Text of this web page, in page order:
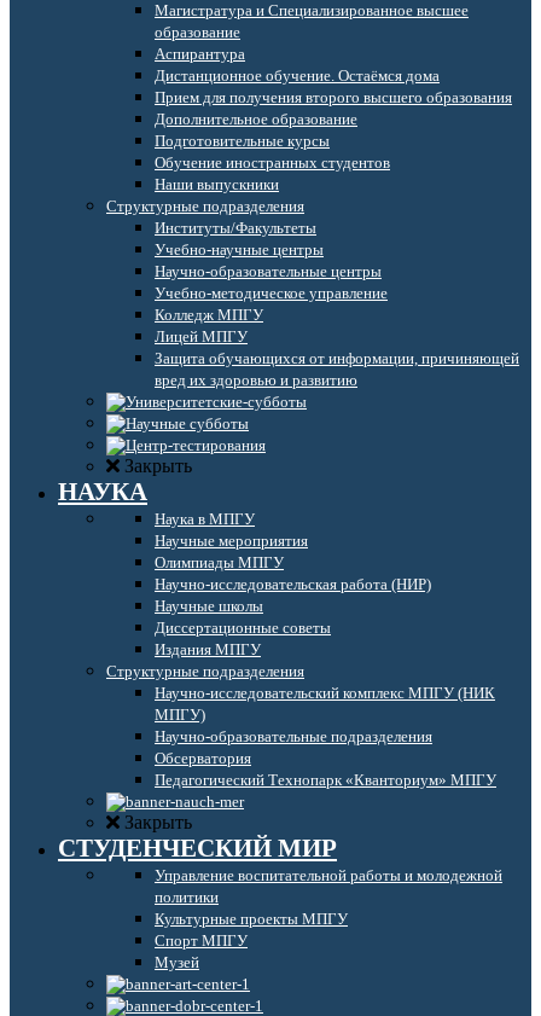
Магистратура и Специализированное высшее
образование
Аспирантура
Дистанционное обучение. Остаёмся дома
Прием для получения второго высшего образования
Дополнительное образование
Подготовительные курсы
Обучение иностранных студентов
Наши выпускники
Структурные подразделения
Институты/Факультеты
Учебно-научные центры
Научно-образовательные центры
Учебно-методическое управление
Колледж МПГУ
Лицей МПГУ
Защита обучающихся от информации, причиняющей
вред их здоровью и развитию
Закрыть
НАУКА
Наука в МПГУ
Научные мероприятия
Олимпиады МПГУ
Научно-исследовательская работа (НИР)
Научные школы
Диссертационные советы
Издания МПГУ
Структурные подразделения
Научно-исследовательский комплекс МПГУ (НИК
МПГУ)
Научно-образовательные подразделения
Обсерватория
Педагогический Технопарк «Кванториум» МПГУ
Закрыть
СТУДЕНЧЕСКИЙ МИР
Управление воспитательной работы и молодежной
политики
Культурные проекты МПГУ
Спорт МПГУ
Музей